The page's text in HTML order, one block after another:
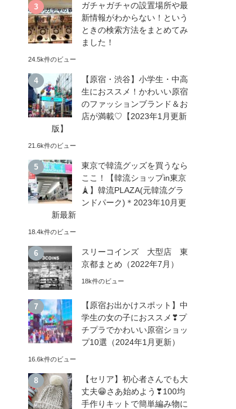
ガチャガチャの設置場所や最
新情報がわからない！という
ときの検索方法をまとめてみ
ました！
24.5k件のビュー
【原宿・渋谷】小学生・中高
生におススメ！かわいい原宿
のファッションブランド＆お
店が満載♡【2023年1月更新
版】
21.6k件のビュー
東京で韓流グッズを買うなら
ここ！【韓流ショップin東京
🗼】韓流PLAZA(元韓流グラ
ンドパーク)＊2023年10月更
新最新
18.4k件のビュー
スリーコインズ 大型店 東
京都まとめ（2022年7月）
18k件のビュー
【原宿お出かけスポット】中
学生の女の子におススメ❣プ
チプラでかわいい原宿ショッ
プ10選（2024年1月更新）
16.6k件のビュー
【セリア】初心者さんでも大
丈夫😁さあ始めよう❣100均
手作りキットで簡単編み物に